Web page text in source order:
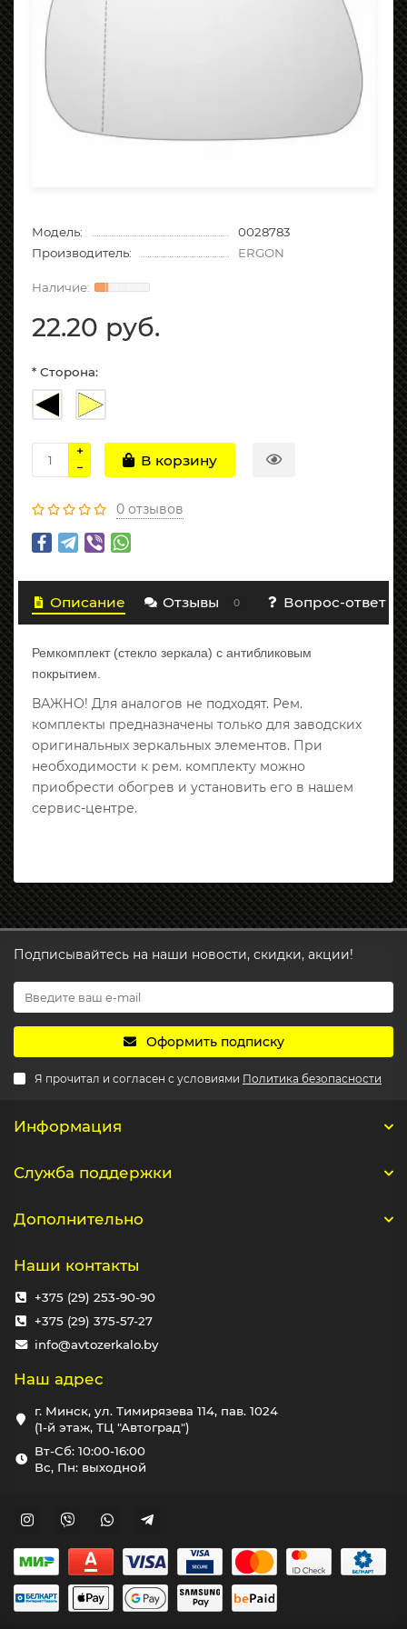
Модель:
0028783
Производитель:
ERGON
22.20 руб.
* Сторона:
В корзину
0 отзывов
Описание Отзывы 0 Вопрос-ответ 0
Ремкомплект (стекло зеркала) с антибликовым
покрытием.
ВАЖНО! Для аналогов не подходят. Рем.
комплекты предназначены только для заводских
оригинальных зеркальных элементов. При
необходимости к рем. комплекту можно
приобрести обогрев и установить его в нашем
сервис-центре.
Подписывайтесь на наши новости, скидки, акции!
Оформить подписку
Я прочитал и согласен с условиями Политика безопасности
Информация
Служба поддержки
Дополнительно
Наши контакты
+375 (29) 253-90-90
+375 (29) 375-57-27
info@avtozerkalo.by
Наш адрес
г. Минск, ул. Тимирязева 114, пав. 1024
(1-й этаж, ТЦ "Автоград")
Вт-Сб: 10:00-16:00
Вс, Пн: выходной